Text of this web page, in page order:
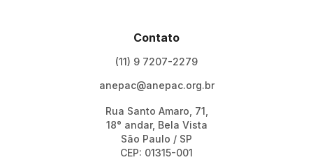
Contato
(11) 9 7207-2279
anepac@anepac.org.br
Rua Santo Amaro, 71,
18° andar, Bela Vista
São Paulo / SP
CEP: 01315-001